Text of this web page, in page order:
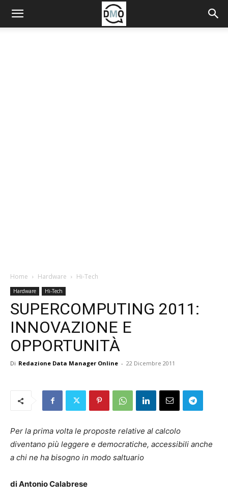
Home Hardware Hi-Tech
Hardware Hi-Tech
SUPERCOMPUTING 2011:
INNOVAZIONE E
OPPORTUNITÀ
Di Redazione Data Manager Online - 22 Dicembre 2011
Per la prima volta le proposte relative al calcolo
diventano più leggere e democratiche, accessibili anche
a chi ne ha bisogno in modo saltuario
di Antonio Calabrese